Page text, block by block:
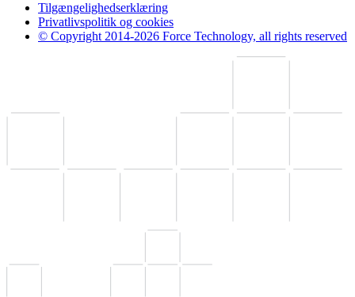
Tilgængelighedserklæring
Privatlivspolitik og cookies
© Copyright 2014-2026 Force Technology, all rights reserved